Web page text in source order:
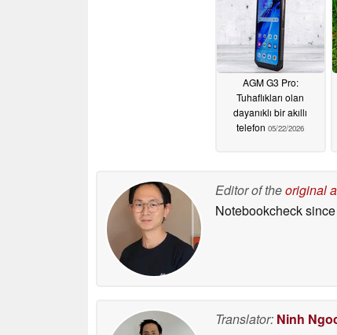
AGM G3 Pro:
Tuhaflıkları olan
dayanıklı bir akıllı
telefon 05/22/2026
Editor of theoriginal
Notebookcheck
Translator: Ninh